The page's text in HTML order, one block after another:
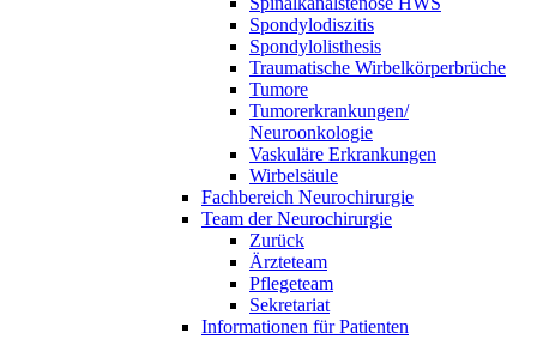
Spondylodiszitis
Spondylolisthesis
Traumatische Wirbelkörperbrüche
Tumore
Tumorerkrankungen/
Neuroonkologie
Vaskuläre Erkrankungen
Wirbelsäule
Fachbereich Neurochirurgie
Team der Neurochirurgie
Zurück
Ärzteteam
Pflegeteam
Sekretariat
Informationen für Patienten